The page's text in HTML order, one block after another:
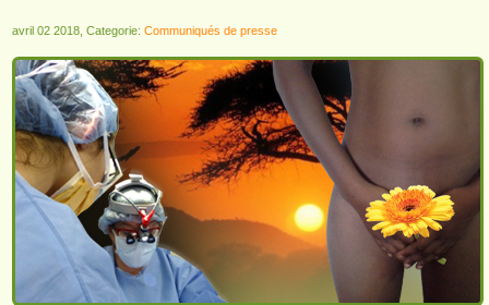
avril 02 2018, Categorie: Communiqués de presse